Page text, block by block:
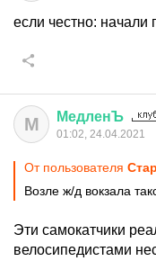
если честно: начали
М МедленЪ
01:02, 24.04.2021
От пользователя
Возле ж/д вокзала
Эти самокатчики
велосипедистами